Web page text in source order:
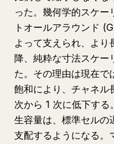
った。幾何学的スケ
トオールアラウンド
よって支えられ、よ
降、純粋な寸法スケー
た。その理由は現在で
飽和により、チャネル
次から 1 次に低下す
生容量は、標準セル
支配するようになる。